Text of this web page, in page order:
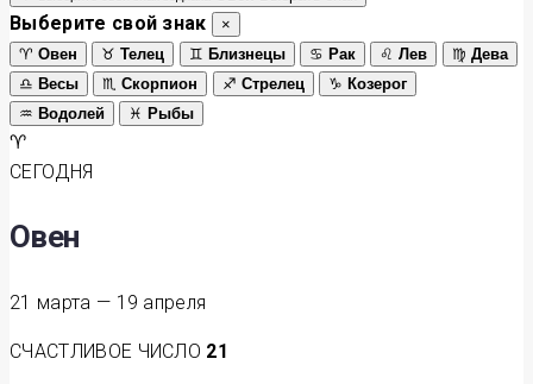
Выберите свой знак
×
♈ Овен ♉ Телец ♊ Близнецы ♋ Рак ♌ Лев ♍ Дева
♎ Весы ♏ Скорпион ♐ Стрелец ♑ Козерог
♒ Водолей ♓ Рыбы
♈
СЕГОДНЯ
Овен
21 марта — 19 апреля
СЧАСТЛИВОЕ ЧИСЛО 21